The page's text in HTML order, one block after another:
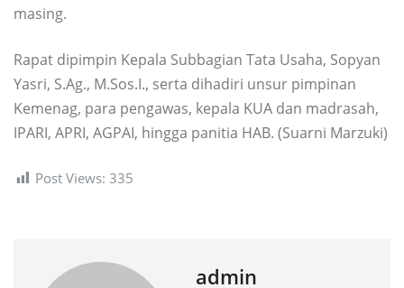
masing.
Rapat dipimpin Kepala Subbagian Tata Usaha, Sopyan
Yasri, S.Ag., M.Sos.I., serta dihadiri unsur pimpinan
Kemenag, para pengawas, kepala KUA dan madrasah,
IPARI, APRI, AGPAI, hingga panitia HAB. (Suarni Marzuki)
Post Views: 335
admin